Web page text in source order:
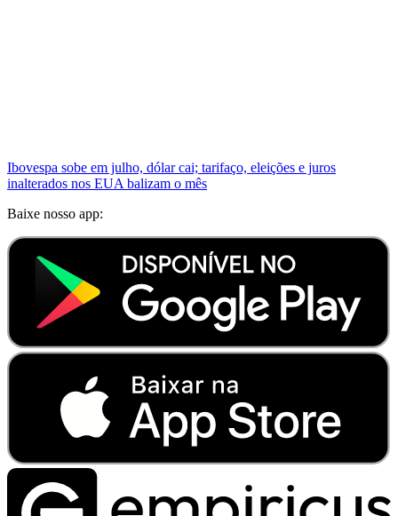
Ibovespa sobe em julho, dólar cai; tarifaço, eleições e juros
inalterados nos EUA balizam o mês
Baixe nosso app: